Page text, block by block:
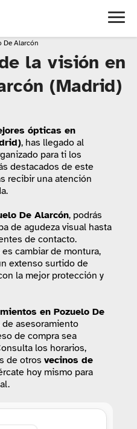
De Alarcón
la visión en
(Madrid)
ópticas en
, has llegado al
para ti los
destacados de este
recibir una atención
De Alarcón, podrás
de agudeza visual hasta
de contacto.
cambiar de montura,
extenso surtido de
la mejor protección y
en Pozuelo De
asesoramiento
de compra sea
los horarios,
de otros vecinos de
hoy mismo para